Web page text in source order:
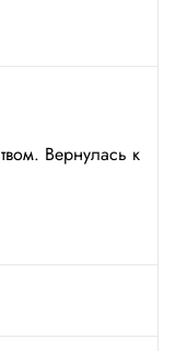
Вернулась к